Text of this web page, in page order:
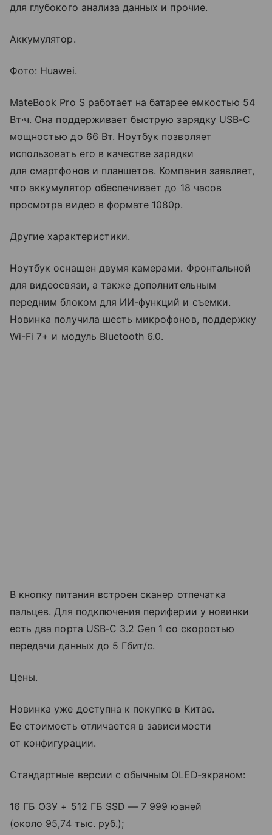
для глубокого анализа данных и прочие.
Аккумулятор.
Фото: Huawei.
MateBook Pro S работает на батарее емкостью 54
Вт·ч. Она поддерживает быструю зарядку USB-C
мощностью до 66 Вт. Ноутбук позволяет
использовать его в качестве зарядки
для смартфонов и планшетов. Компания заявляет,
что аккумулятор обеспечивает до 18 часов
просмотра видео в формате 1080p.
Другие характеристики.
Ноутбук оснащен двумя камерами. Фронтальной
для видеосвязи, а также дополнительным
передним блоком для ИИ-функций и съемки.
Новинка получила шесть микрофонов, поддержку
Wi-Fi 7+ и модуль Bluetooth 6.0.
В кнопку питания встроен сканер отпечатка
пальцев. Для подключения периферии у новинки
есть два порта USB‑C 3.2 Gen 1 со скоростью
передачи данных до 5 Гбит/с.
Цены.
Новинка уже доступна к покупке в Китае.
Ее стоимость отличается в зависимости
от конфигурации.
Стандартные версии с обычным OLED‑экраном:
16 ГБ ОЗУ + 512 ГБ SSD — 7 999 юаней
(около 95,74 тыс. руб.);